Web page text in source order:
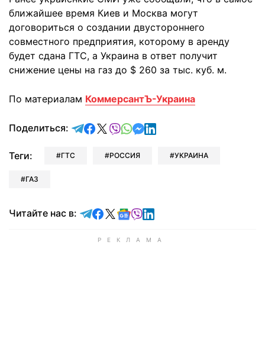
ближайшее время Киев и Москва могут
договориться о создании двустороннего
совместного предприятия, которому в аренду
будет сдана ГТС, а Украина в ответ получит
снижение цены на газ до $ 260 за тыс. куб. м.
По материалам КоммерсантЪ-Украина
Поделиться: отправить в Telegram
поделиться в Facebook
поделиться в X
отправить в Viber
отправить в Whatsapp
отправить в Messenger
отправить в LinkedIn
Теги: ГТС РОССИЯ УКРАИНА
ГАЗ
Читайте нас в: Читайте в Telegram
Читайте в Facebook
Читайте в X
Читайте в Google news
Читайте в Viber
Читайте в LinkedIn